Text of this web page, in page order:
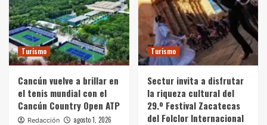
Turismo
Cancún vuelve a brillar en
el tenis mundial con el
Cancún Country Open ATP
Redacción agosto 1, 2026
Turismo
Sectur invita a disfrutar
la riqueza cultural del
29.º Festival Zacatecas
del Folclor Internacional